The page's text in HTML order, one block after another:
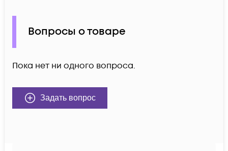
Вопросы о товаре
Пока нет ни одного вопроса.
Задать вопрос